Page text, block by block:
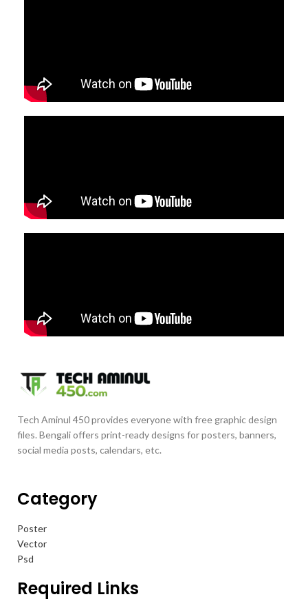
Tech Aminul 450 provides everyone with free graphic design
files. Bengali offers print-ready designs for posters, banners,
social media posts, calendars, etc.
Category
Poster
Vector
Psd
Required Links